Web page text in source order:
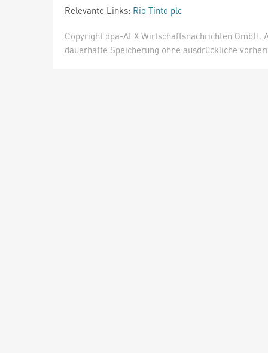
Relevante Links: Rio Tinto plc
Copyright dpa-AFX Wirtschaftsnachrichten
dauerhafte Speicherung ohne ausdrückliche